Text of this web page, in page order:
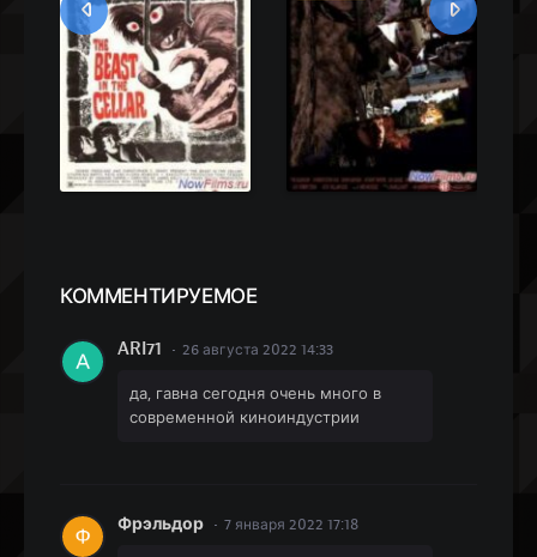
КОММЕНТИРУЕМОЕ
ARI71 26 августа 2022 14:33
да, гавна сегодня очень много в
современной киноиндустрии
Фрэльдор 7 января 2022 17:18